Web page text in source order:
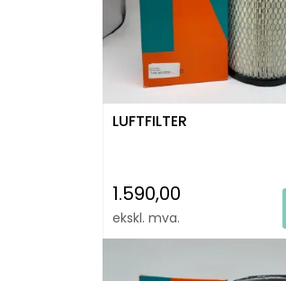
LUFTFILTER
1.590,00
ekskl. mva.